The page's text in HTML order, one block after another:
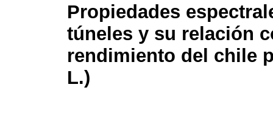
Propiedades
túneles y su relación
rendimiento del chile
L.)